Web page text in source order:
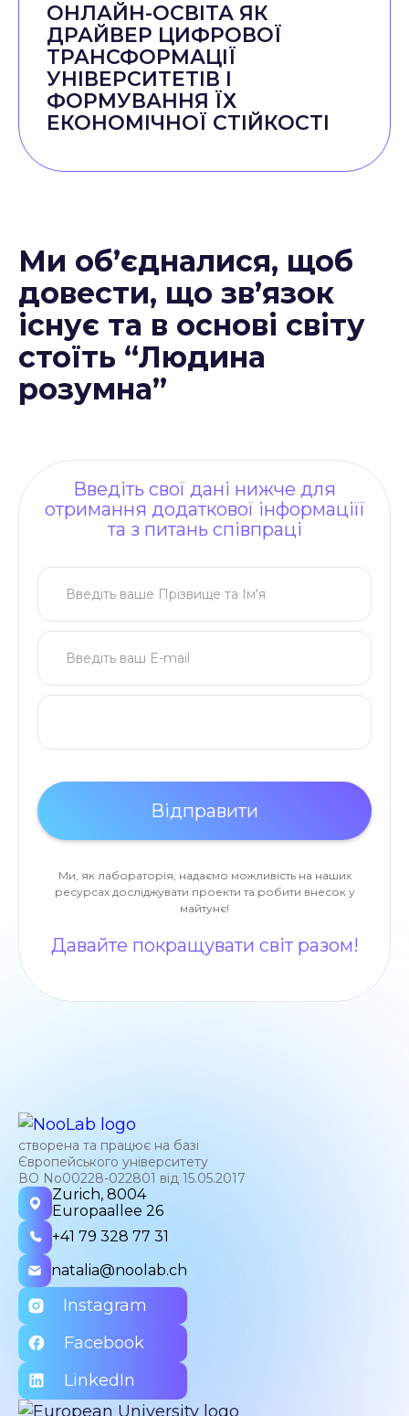
ОНЛАЙН-ОСВІТА ЯК
ДРАЙВЕР ЦИФРОВОЇ
ТРАНСФОРМАЦІЇ
УНІВЕРСИТЕТІВ І
ФОРМУВАННЯ ЇХ
ЕКОНОМІЧНОЇ СТІЙКОСТІ
Ми об’єдналися, щоб
довести, що зв’язок
існує та в основі світу
стоїть “Людина
розумна”
Введіть свої дані нижче для
отримання додаткової інформаціїї
та з питань співпраці
Ми, як лабораторія, надаємо можливість на наших
ресурсах досліджувати проекти та робити внесок у
майтунє!
Давайте покращувати світ разом!
створена та працює на базі
Європейського університету
ВО No00228-022801 від 15.05.2017
Zurich, 8004
Europaallee 26
+41 79 328 77 31
natalia@noolab.ch
Instagram
Facebook
LinkedIn